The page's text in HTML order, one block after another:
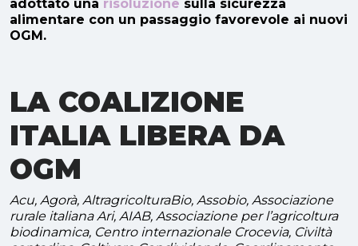
adottato una risoluzione sulla sicurezza
alimentare con un passaggio favorevole ai nuovi
OGM.
LA COALIZIONE
ITALIA LIBERA DA
OGM
Acu, Agorà, AltragricolturaBio, Assobio, Associazione
rurale italiana Ari, AIAB, Associazione per l’agricoltura
biodinamica, Centro internazionale Crocevia, Civiltà